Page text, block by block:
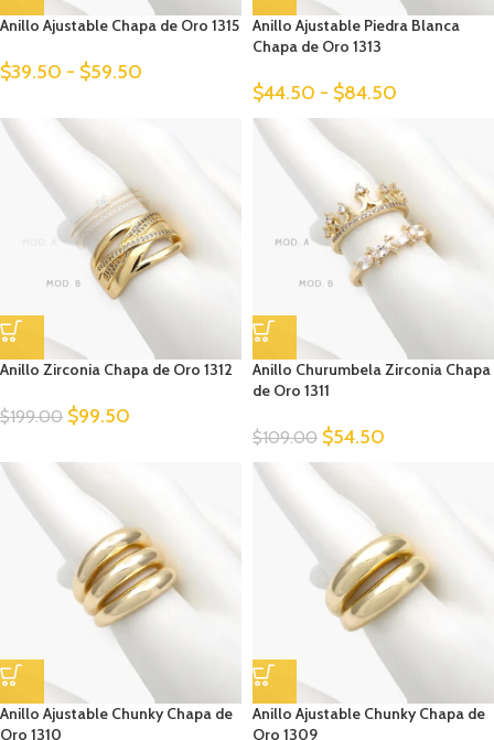
Anillo Ajustable Chapa de Oro 1315
$39.50 - $59.50
Anillo Ajustable Piedra Blanca
Chapa de Oro 1313
$44.50 - $84.50
Anillo Zirconia Chapa de Oro 1312
$199.00 $99.50
Anillo Churumbela Zirconia Chapa
de Oro 1311
$109.00 $54.50
Anillo Ajustable Chunky Chapa de
Oro 1310
Anillo Ajustable Chunky Chapa de
Oro 1309